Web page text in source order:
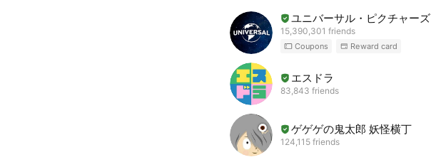
ユニバーサル・ピクチャーズ
15,390,301 friends
Coupons Reward card
エスドラ
83,843 friends
ゲゲゲの鬼太郎 妖怪横丁
124,115 friends